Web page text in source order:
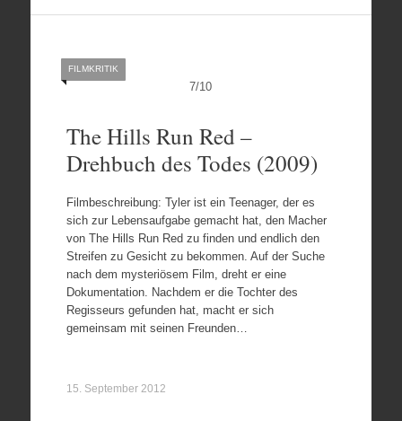
7/10
FILMKRITIK
The Hills Run Red –
Drehbuch des Todes (2009)
Filmbeschreibung: Tyler ist ein Teenager, der es
sich zur Lebensaufgabe gemacht hat, den Macher
von The Hills Run Red zu finden und endlich den
Streifen zu Gesicht zu bekommen. Auf der Suche
nach dem mysteriösem Film, dreht er eine
Dokumentation. Nachdem er die Tochter des
Regisseurs gefunden hat, macht er sich
gemeinsam mit seinen Freunden…
15. September 2012